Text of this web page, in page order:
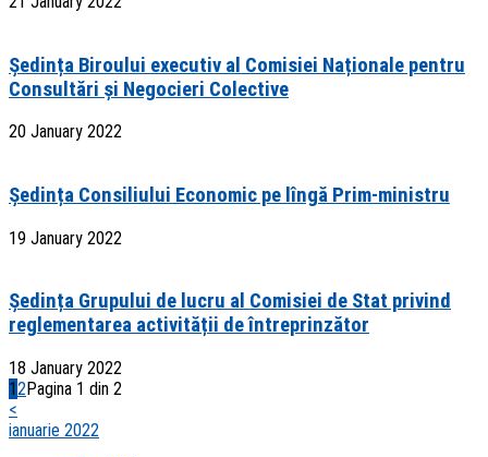
Ședința Biroului executiv al Comisiei Naționale pentru
Consultări și Negocieri Colective
20 January 2022
Ședința Consiliului Economic pe lîngă Prim-ministru
19 January 2022
Ședința Grupului de lucru al Comisiei de Stat privind
reglementarea activității de întreprinzător
18 January 2022
12Pagina 1 din 2
<
ianuarie 2022